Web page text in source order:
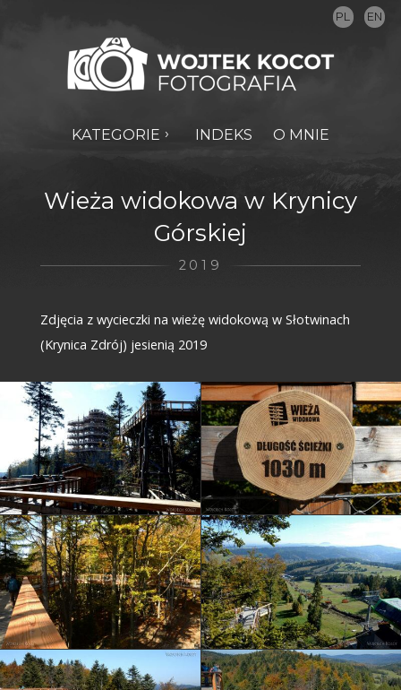
PL EN
KATEGORIE INDEKS O MNIE
Wieża widokowa w Krynicy
Górskiej
2019
Zdjęcia z wycieczki na wieżę widokową w Słotwinach
(Krynica Zdrój) jesienią 2019